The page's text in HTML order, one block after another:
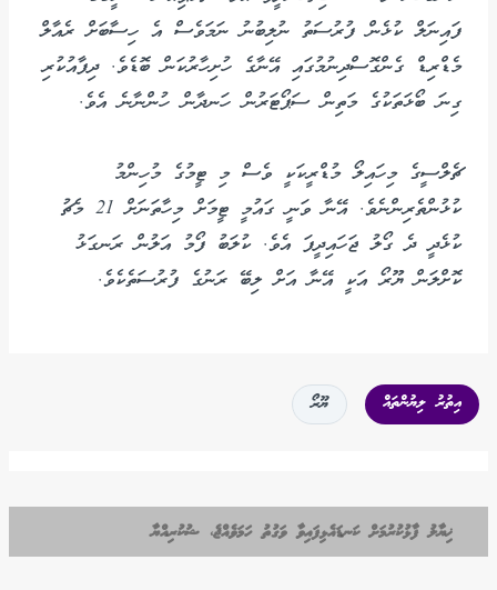
ފައިނަލް ކުޅެން ފުރުސަތު ނުލިބުނު ނަމަވެސް އެ ހިސާބަށް ރެއާލް
މެޑްރިޑް ގެންގޮސްދިނުމުގައި އޭނާގެ ހުށިހާރުކަން ބޮޑެވެ. ދިފާއުކުރި
ގިނަ ބޯޅަތަކުގެ މަތިން ސަޕޯޓަރުން ހަނދާން ހުންނާނެ އެވެ.
ޗެލްސީގެ މިހައިލޯ މުޑްރީކަކީ ވެސް މި ޓީމުގެ މުހިންމު
ކުޅުންތެރިންނެވެ. އޭނާ ވަނީ ގައުމީ ޓީމަށް މިހާތަނަށް 21 މެޗު
ކުޅެދީ ދެ ގޯލު ޖަހައިދީފަ އެވެ. ކުލަބު ފޯމު އަލުން ރަނގަޅު
ކޮށްލަން ޔޫރޯ އަކީ އޭނާ އަށް ލިބޭ ރަނުގެ ފުރުސަތެކެވެ.
އިތުރު ލިޔުންތައް ޔޫރޯ
ޚިޔާލު ފާޅުކުރުމަށް ކަނޑައެޅިފައިވާ ވަގުތު ހަމަވެއްޖެ، ޝުކުރިއްޔާ